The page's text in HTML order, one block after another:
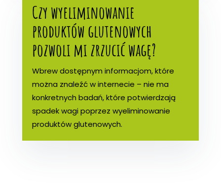
Czy wyeliminowanie
produktów glutenowych
pozwoli mi zrzucić wagę?
Wbrew dostępnym informacjom, które
można znaleźć w internecie – nie ma
konkretnych badań, które potwierdzają
spadek wagi poprzez wyeliminowanie
produktów glutenowych.